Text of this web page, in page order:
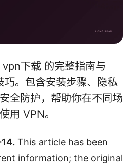
下载 的完整指南与
。包含安装步骤、隐私
全防护，帮助你在不同场
用 VPN。
This article has been
information; the original